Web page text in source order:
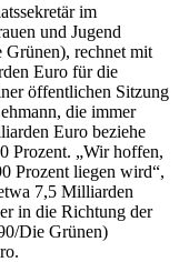
im
und Jugend
rechnet mit
Euro für die
öffentlichen Sitzung
die immer
Euro beziehe
Prozent. „Wir hoffen,
Prozent liegen wird“,
7,5 Milliarden
in die Richtung der
Die Grünen)